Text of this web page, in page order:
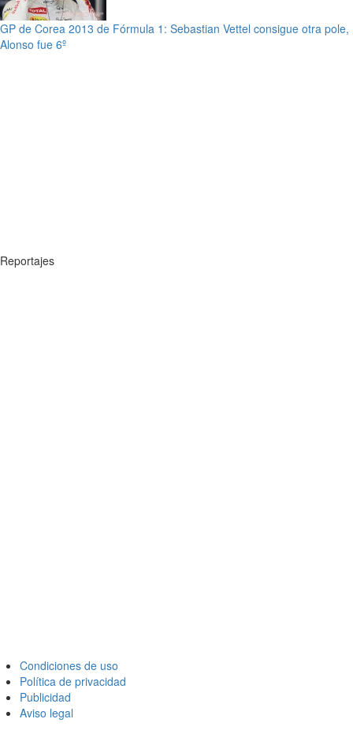
GP de Corea 2013 de Fórmula 1: Sebastian Vettel consigue otra pole,
Alonso fue 6º
Reportajes
Condiciones de uso
Política de privacidad
Publicidad
Aviso legal